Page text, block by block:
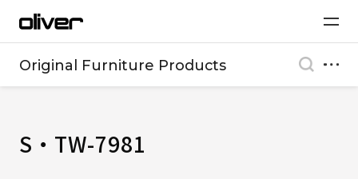
Original Furniture Products
S・TW-7981